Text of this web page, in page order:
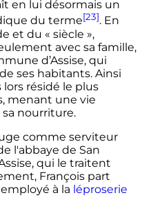
en lui désormais un
du terme[23]. En
et du « siècle »,
avec sa famille,
d’Assise, qui
ses habitants. Ainsi
lors résidé le plus
menant une vie
nourriture.
comme serviteur
l'abbaye de San
qui le traitent
François part
à la léproserie